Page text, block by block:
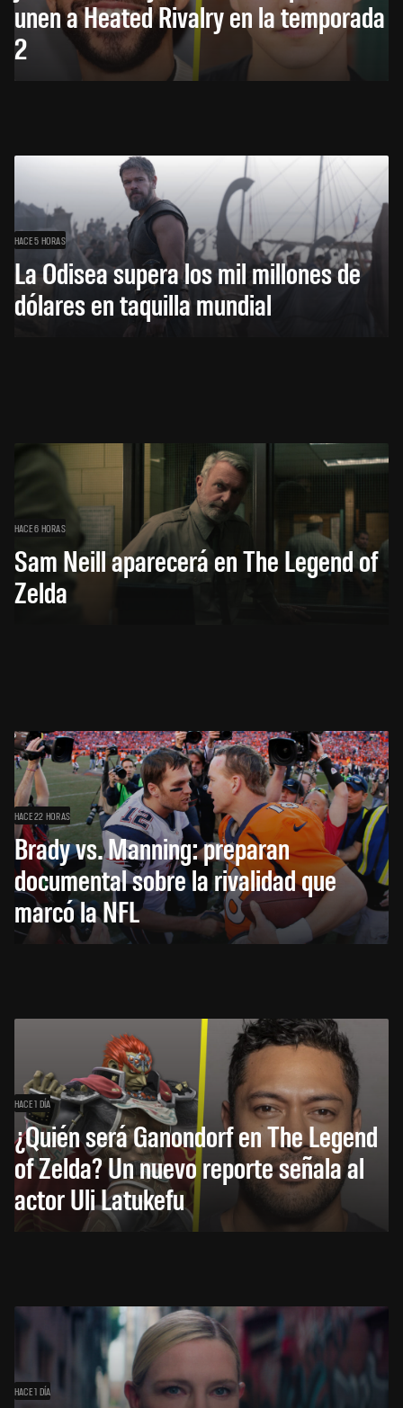
unen a Heated Rivalry en la temporada
2
HACE 5 HORAS
La Odisea supera los mil millones de
dólares en taquilla mundial
HACE 6 HORAS
Sam Neill aparecerá en The Legend of
Zelda
HACE 22 HORAS
Brady vs. Manning: preparan
documental sobre la rivalidad que
marcó la NFL
HACE 1 DÍA
¿Quién será Ganondorf en The Legend
of Zelda? Un nuevo reporte señala al
actor Uli Latukefu
HACE 1 DÍA